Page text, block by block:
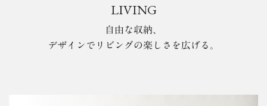
LIVING
自由な収納、
デザインでリビングの楽しさを広げる。